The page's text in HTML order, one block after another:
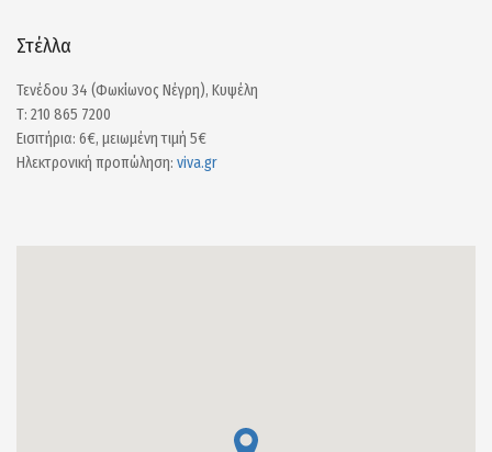
Στέλλα
Τενέδου 34 (Φωκίωνος Νέγρη), Κυψέλη
Τ: 210 865 7200
Εισιτήρια: 6€, μειωμένη τιμή 5€
Ηλεκτρονική προπώληση: viva.gr